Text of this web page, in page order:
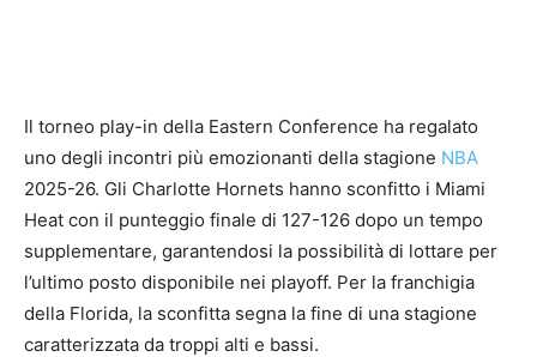
Il torneo play-in della Eastern Conference ha regalato
uno degli incontri più emozionanti della stagione NBA
2025-26. Gli Charlotte Hornets hanno sconfitto i Miami
Heat con il punteggio finale di 127-126 dopo un tempo
supplementare, garantendosi la possibilità di lottare per
l’ultimo posto disponibile nei playoff. Per la franchigia
della Florida, la sconfitta segna la fine di una stagione
caratterizzata da troppi alti e bassi.